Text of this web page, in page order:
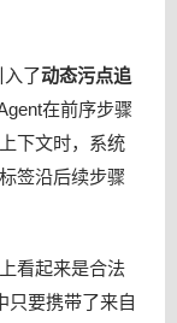
入了动态污点追
在前序步骤
下文时，系统
签沿后续步骤
看起来是合法
只要携带了来自